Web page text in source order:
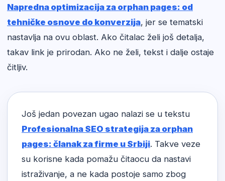
Napredna optimizacija za orphan pages: od
tehničke osnove do konverzija, jer se tematski
nastavlja na ovu oblast. Ako čitalac želi još detalja,
takav link je prirodan. Ako ne želi, tekst i dalje ostaje
čitljiv.
Još jedan povezan ugao nalazi se u tekstu
Profesionalna SEO strategija za orphan
pages: članak za firme u Srbiji. Takve veze
su korisne kada pomažu čitaocu da nastavi
istraživanje, a ne kada postoje samo zbog